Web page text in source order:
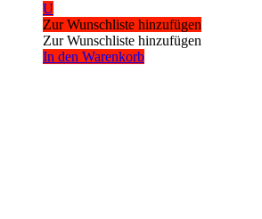
U
Zur Wunschliste hinzufügen
Zur Wunschliste hinzufügen
In den Warenkorb